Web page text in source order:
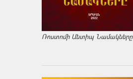
Ռոստոմի Անտիպ Նամակները